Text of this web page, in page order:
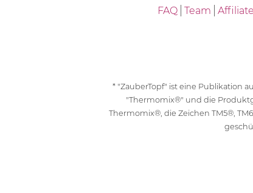
FAQ Team
* "ZauberTopf" ist eine Publikation
"Thermomix®" und die
Thermomix®, die Zeichen TM5®,